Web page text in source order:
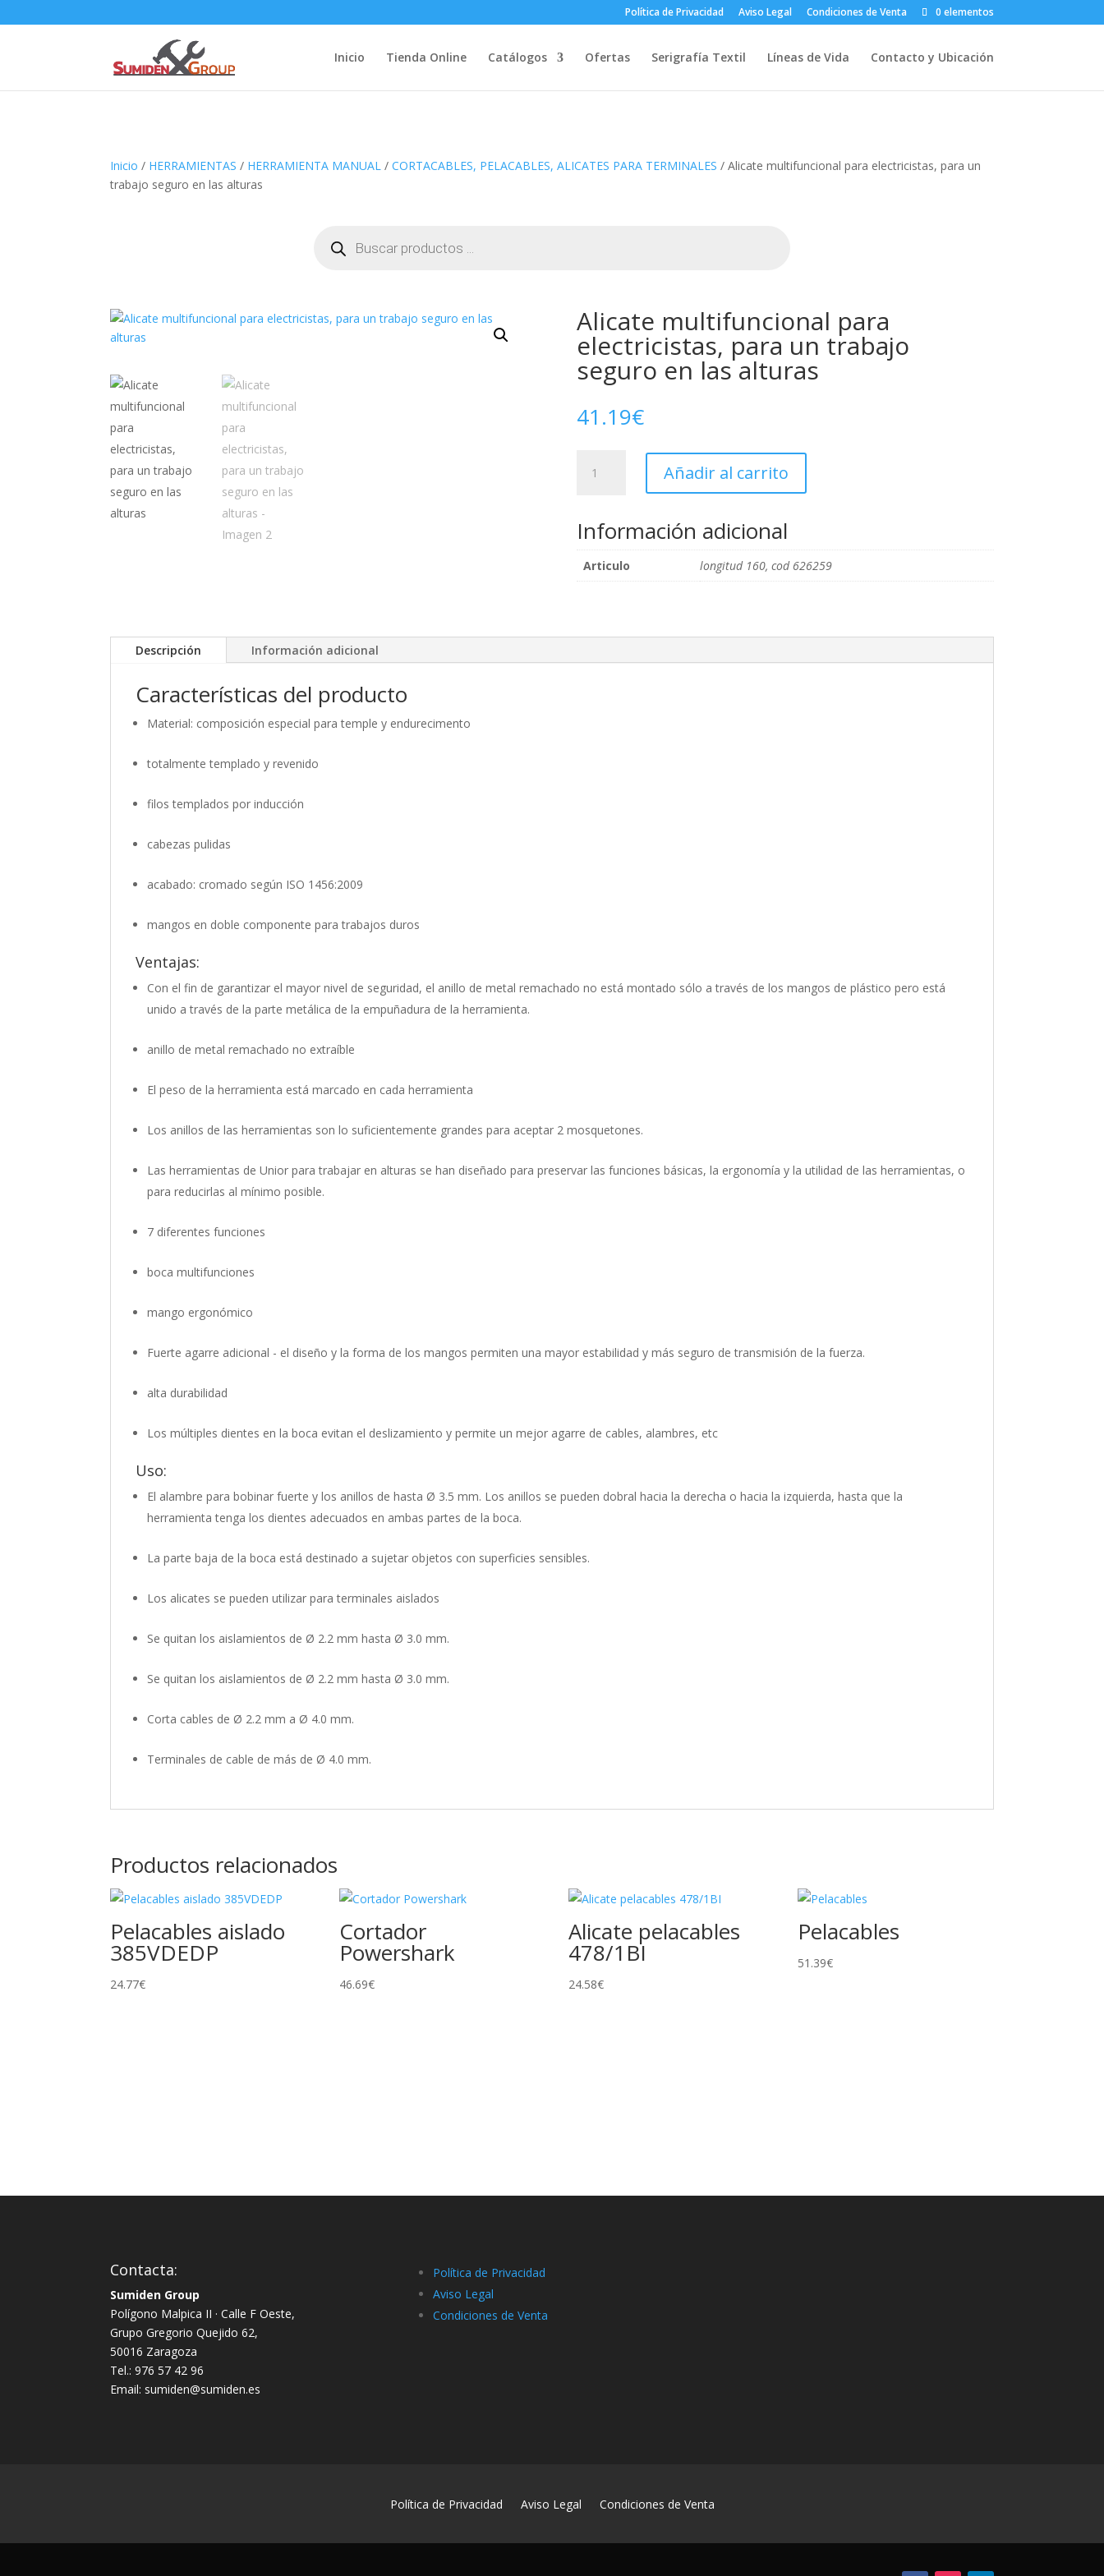
Política de Privacidad Aviso Legal Condiciones de Venta 0 elementos
Inicio Tienda Online Catálogos Ofertas Serigrafía Textil Líneas de Vida Contacto y Ubicación
Inicio / HERRAMIENTAS / HERRAMIENTA MANUAL /CORTACABLES, PELACABLES, ALICATES PARA TERMINALES / Alicate multifuncional para electricistas, para un
trabajo seguro en las alturas
productos
Alicate multifuncional para
electricistas, para un trabajo
seguro en las alturas
41.19€
multifuncional
para
un
trabajo
cantidad
Añadir al carrito
Información adicional
Articulo longitud 160, cod 626259
Descripción Información adicional
Características del producto
Material: composición especial para temple y endurecimento
totalmente templado y revenido
filos templados por inducción
cabezas pulidas
acabado: cromado según ISO 1456:2009
mangos en doble componente para trabajos duros
Ventajas:
Con el fin de garantizar el mayor nivel de seguridad, el anillo de metal remachado no está montado sólo a través de los mangos de plástico pero está
unido a través de la parte metálica de la empuñadura de la herramienta.
anillo de metal remachado no extraíble
El peso de la herramienta está marcado en cada herramienta
Los anillos de las herramientas son lo suficientemente grandes para aceptar 2 mosquetones.
Las herramientas de Unior para trabajar en alturas se han diseñado para preservar las funciones básicas, la ergonomía y la utilidad de las herramientas, o
para reducirlas al mínimo posible.
7 diferentes funciones
boca multifunciones
mango ergonómico
Fuerte agarre adicional - el diseño y la forma de los mangos permiten una mayor estabilidad y más seguro de transmisión de la fuerza.
alta durabilidad
Los múltiples dientes en la boca evitan el deslizamiento y permite un mejor agarre de cables, alambres, etc
Uso:
El alambre para bobinar fuerte y los anillos de hasta Ø 3.5 mm. Los anillos se pueden dobral hacia la derecha o hacia la izquierda, hasta que la
herramienta tenga los dientes adecuados en ambas partes de la boca.
La parte baja de la boca está destinado a sujetar objetos con superficies sensibles.
Los alicates se pueden utilizar para terminales aislados
Se quitan los aislamientos de Ø 2.2 mm hasta Ø 3.0 mm.
Se quitan los aislamientos de Ø 2.2 mm hasta Ø 3.0 mm.
Corta cables de Ø 2.2 mm a Ø 4.0 mm.
Terminales de cable de más de Ø 4.0 mm.
Productos relacionados
Pelacables aislado
385VDEDP
24.77€
Cortador
Powershark
46.69€
Alicate pelacables
478/1BI
24.58€
Pelacables
51.39€
Contacta:
Sumiden Group
Polígono Malpica II · Calle F Oeste,
Grupo Gregorio Quejido 62,
50016 Zaragoza
Tel.: 976 57 42 96
Email: sumiden@sumiden.es
Política de Privacidad
Aviso Legal
Condiciones de Venta
Política de Privacidad Aviso Legal Condiciones de Venta